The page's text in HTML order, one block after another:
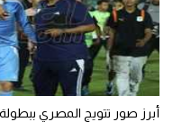
أبرز صور تتويج المصري